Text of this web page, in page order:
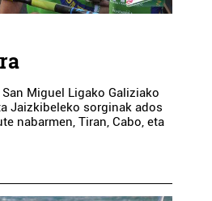
Miguel Ligako Galiziako
Jaizkibeleko sorginak ados
nabarmen, Tiran, Cabo, eta